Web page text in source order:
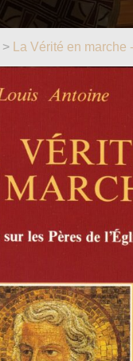
> La Vérité en